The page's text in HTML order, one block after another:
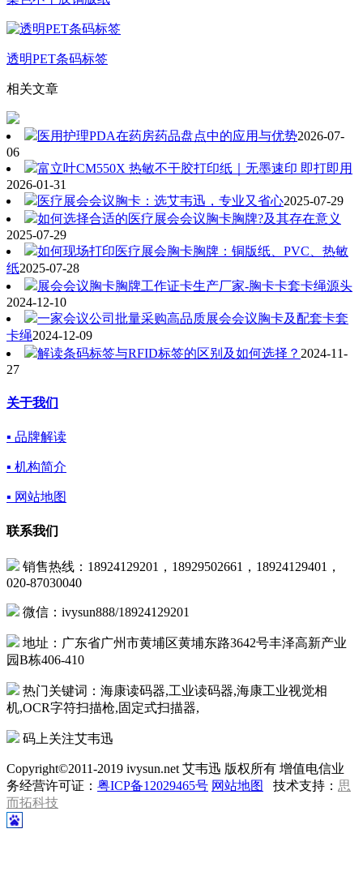
透明PET条码标签
相关文章
医用护理PDA在药房药品盘点中的应用与优势2026-07-
06
富立叶CM550X 热敏不干胶打印纸｜无墨速印 即打即用
2026-01-31
医疗展会会议胸卡：选艾韦迅，专业又省心2025-07-29
如何选择合适的医疗展会会议胸卡胸牌?及其存在意义
2025-07-29
如何现场打印医疗展会胸卡胸牌：铜版纸、PVC、热敏
纸2025-07-28
展会会议胸卡胸牌工作证卡生产厂家-胸卡卡套卡绳源头
2024-12-10
一家会议公司批量采购高品质展会会议胸卡及配套卡套
卡绳2024-12-09
解读条码标签与RFID标签的区别及如何选择？ 2024-11-
27
关于我们
▪ 品牌解读
▪ 机构简介
▪ 网站地图
联系我们
销售热线：18924129201，18929502661，18924129401，
020-87030040
微信：ivysun888/18924129201
地址：广东省广州市黄埔区黄埔东路3642号丰泽高新产业
园B栋406-410
热门关键词：海康读码器,工业读码器,海康工业视觉相
机,OCR字符扫描枪,固定式扫描器,
码上关注艾韦迅
Copyright©2011-2019 ivysun.net 艾韦迅 版权所有 增值电信业
务经营许可证： 粤ICP备12029465号 网站地图 技术支持： 思
而拓科技